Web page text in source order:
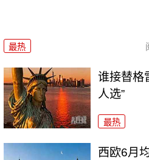
最热
谁接替格
人选”
最热
西欧6月